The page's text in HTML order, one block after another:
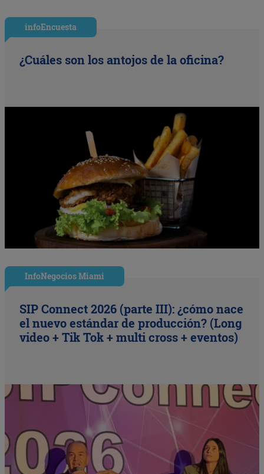
infoEncuesta
¿Cuáles son los antojos de la oficina?
InfoNegocios Miami
SIP Connect 2026 (parte III): ¿cómo nace
el nuevo estándar de producción? (Long
video + Tik Tok + multi cross + eventos)